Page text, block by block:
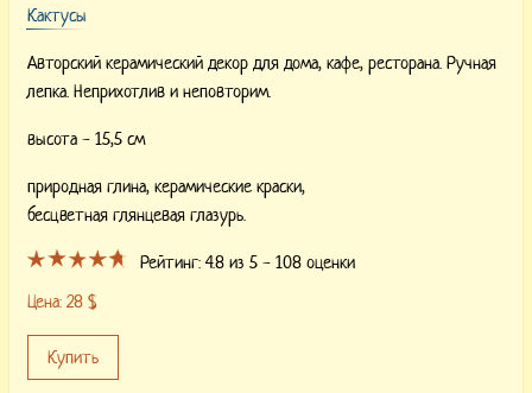
Кактусы
Авторский керамический декор для дома, кафе, ресторана. Ручная
лепка. Неприхотлив и неповторим.
высота - 15,5 см
природная глина, керамические краски,
бесцветная глянцевая глазурь.
Рейтинг:4.8 из 5 -108 оценки
Цена: 28 $
Купить